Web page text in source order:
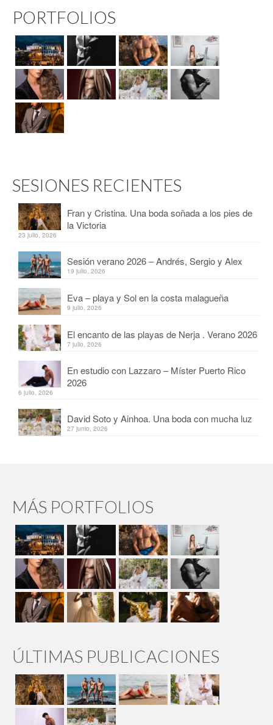
PORTFOLIOS
SESIONES RECIENTES
Fran y Cristina. Una boda soñada a los pies de
la Victoria
23 julio, 2026
Sesión verano 2026 – Andrés, Sergio y Alex
19 julio, 2026
Eva – playa y Sol en la costa malagueña
9 julio, 2026
El encanto de las playas de Nerja . Verano 2026
7 julio, 2026
En estudio con Lazzaro – Míster Puerto Rico
2026
6 julio, 2026
David Soto y Ainhoa. Una boda con mucha luz
27 junio, 2026
MÁS PORTFOLIOS
ÚLTIMAS PUBLICACIONES